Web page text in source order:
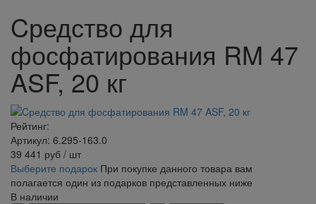
Cредство для
фосфатирования RM 47
ASF, 20 кг
Рейтинг:
Артикул: 6.295-163.0
39 441 руб / шт
Выберите подарок При покупке данного товара вам
полагается один из подарков представленных ниже
В наличии